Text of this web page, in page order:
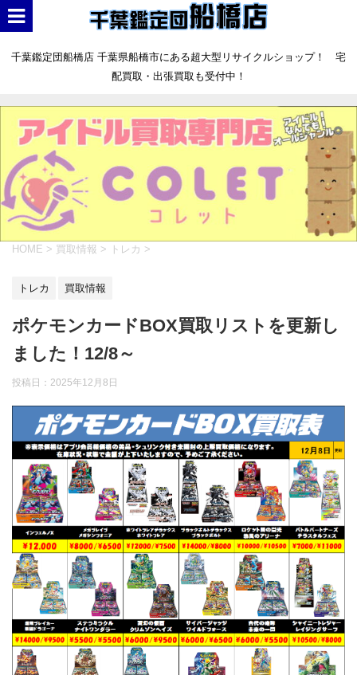
千葉鑑定団船橋店 千葉県船橋市にある超大型リサイクルショップ！ 宅
配買取・出張買取も受付中！
HOME > 買取情報 > トレカ >
トレカ 買取情報
ポケモンカードBOX買取リストを更新し
ました！12/8～
投稿日： 2025年12月8日